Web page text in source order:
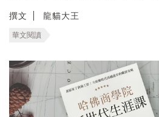
撰文 龍貓大王
華文閱讀